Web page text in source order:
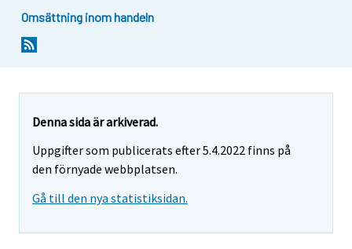
Omsättning inom handeln
Denna sida är arkiverad.
Uppgifter som publicerats efter 5.4.2022 finns på
den förnyade webbplatsen.
Gå till den nya statistiksidan.